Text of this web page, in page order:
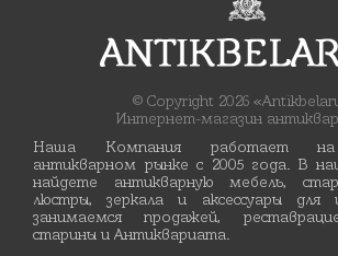
© Copyright 2026
Интернет-магазин
Наша Компания работает на
антикварном рынке с 2005 года. В
найдете антикварную мебель,
люстры, зеркала и аксессуары для
занимаемся продажей,
старины и Антиквариата.